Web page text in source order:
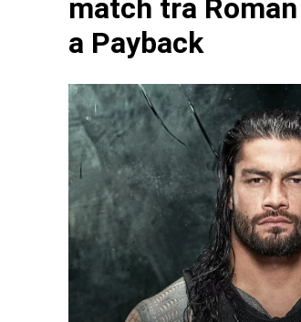
match tra
a Payback